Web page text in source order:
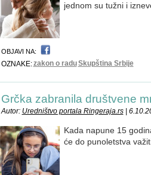
jednom su tužni i
OBJAVI NA:
OZNAKE:zakon o raduSkupština Srbije
Grčka zabranila društvene
Autor: Uredništvo portala Ringeraja.rs|
Kada napune 15
će do punoletstva